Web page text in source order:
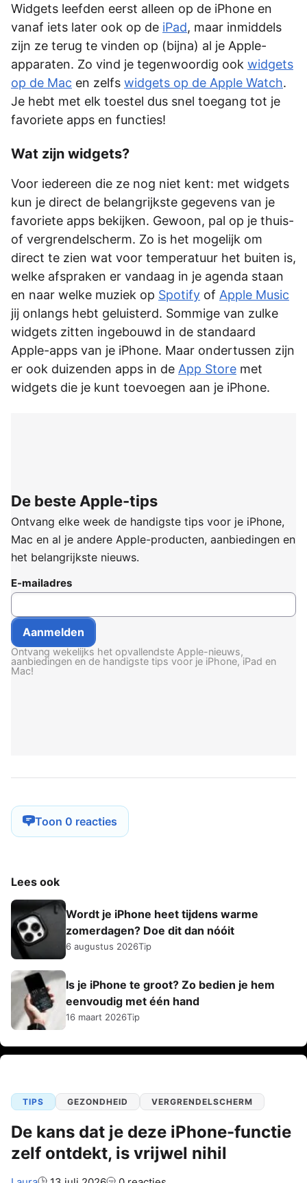
Widgets leefden eerst alleen op de iPhone en
vanaf iets later ook op de iPad, maar inmiddels
zijn ze terug te vinden op (bijna) al je Apple-
apparaten. Zo vind je tegenwoordig ook widgets
op de Mac en zelfs widgets op de Apple Watch.
Je hebt met elk toestel dus snel toegang tot je
favoriete apps en functies!
Wat zijn widgets?
Voor iedereen die ze nog niet kent: met widgets
kun je direct de belangrijkste gegevens van je
favoriete apps bekijken. Gewoon, pal op je thuis-
of vergrendelscherm. Zo is het mogelijk om
direct te zien wat voor temperatuur het buiten is,
welke afspraken er vandaag in je agenda staan
en naar welke muziek op Spotify of Apple Music
jij onlangs hebt geluisterd. Sommige van zulke
widgets zitten ingebouwd in de standaard
Apple-apps van je iPhone. Maar ondertussen zijn
er ook duizenden apps in de App Store met
widgets die je kunt toevoegen aan je iPhone.
De beste Apple-tips
Ontvang elke week de handigste tips voor je iPhone,
Mac en al je andere Apple-producten, aanbiedingen en
het belangrijkste nieuws.
E-mailadres
Ontvang wekelijks het opvallendste Apple-nieuws,
aanbiedingen en de handigste tips voor je iPhone, iPad en
Mac!
Toon 0 reacties
Lees ook
Wordt je iPhone heet tijdens warme
zomerdagen? Doe dit dan nóóit
6 augustus 2026Tip
Is je iPhone te groot? Zo bedien je hem
eenvoudig met één hand
16 maart 2026Tip
TIPS GEZONDHEID VERGRENDELSCHERM
De kans dat je deze iPhone-functie
zelf ontdekt, is vrijwel nihil